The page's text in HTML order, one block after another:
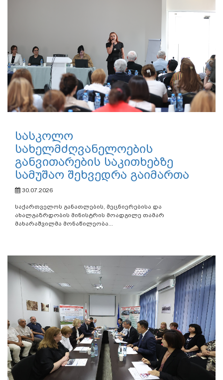
სასკოლო
სახელმძღვანელოების
განვითარების საკითხებზე
სამუშაო შეხვედრა გაიმართა
30.07.2026
საქართველოს განათლების, მეცნიერებისა და
ახალგაზრდობის მინისტრის მოადგილე თამარ
მახარაშვილმა მონაწილეობა...